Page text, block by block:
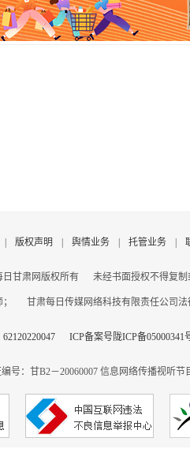
版权声明 舆情业务 托管业务
日甘肃网版权所有 未经书面授权不得复
甘肃每日传媒网络科技有限责任公司
62120220047 ICP备案号陇ICP备05000341
号：甘B2－20060007 信息网络传播视听节